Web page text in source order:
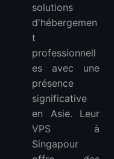
solutions
d'hébergemen
t
professionnell
es avec une
présence
significative
en Asie. Leur
VPS à
Singapour